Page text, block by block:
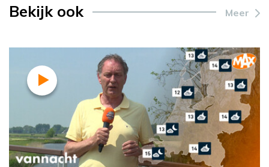
Bekijk ook Meer